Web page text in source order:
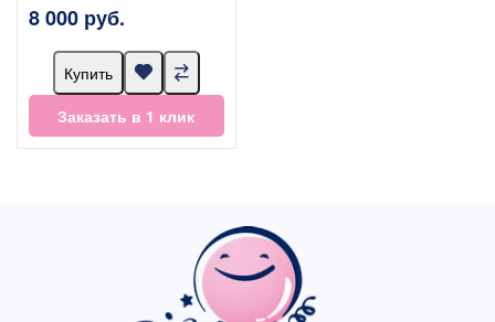
8 000 руб.
Купить
Заказать в 1 клик